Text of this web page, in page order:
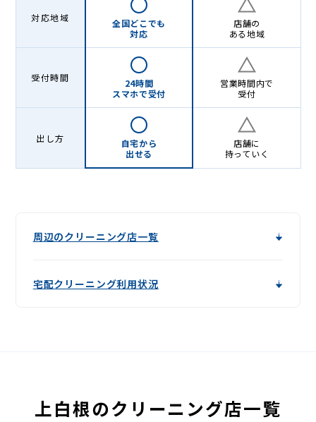
対応地域
全国どこでも
対応
店舗の
ある地域
受付時間
24時間
スマホで受付
営業時間内で
受付
出し方
自宅から
出せる
店舗に
持っていく
周辺のクリーニング店一覧
宅配クリーニング利用状況
上白根のクリーニング店一覧